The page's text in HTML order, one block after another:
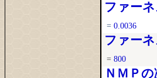
ファー
= 0.0036
ファー
= 800
ＮＭＰ